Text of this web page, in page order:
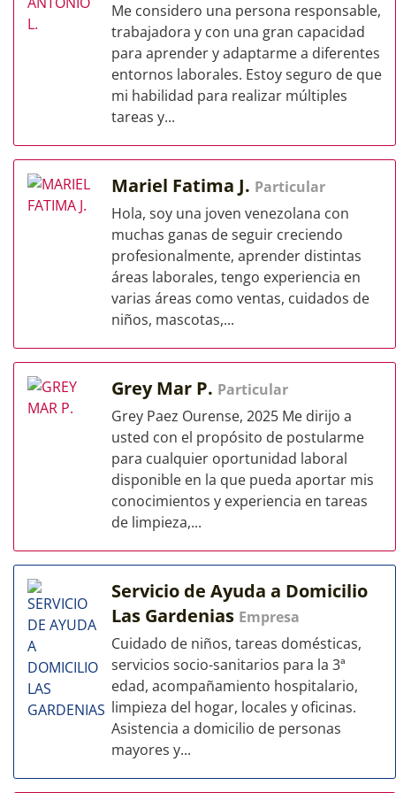
Me considero una persona responsable,
trabajadora y con una gran capacidad
para aprender y adaptarme a diferentes
entornos laborales. Estoy seguro de que
mi habilidad para realizar múltiples
tareas y...
Mariel Fatima J. Particular
Hola, soy una joven venezolana con
muchas ganas de seguir creciendo
profesionalmente, aprender distintas
áreas laborales, tengo experiencia en
varias áreas como ventas, cuidados de
niños, mascotas,...
Grey Mar P. Particular
Grey Paez Ourense, 2025 Me dirijo a
usted con el propósito de postularme
para cualquier oportunidad laboral
disponible en la que pueda aportar mis
conocimientos y experiencia en tareas
de limpieza,...
Servicio de Ayuda a Domicilio
Las Gardenias Empresa
Cuidado de niños, tareas domésticas,
servicios socio-sanitarios para la 3ª
edad, acompañamiento hospitalario,
limpieza del hogar, locales y oficinas.
Asistencia a domicilio de personas
mayores y...